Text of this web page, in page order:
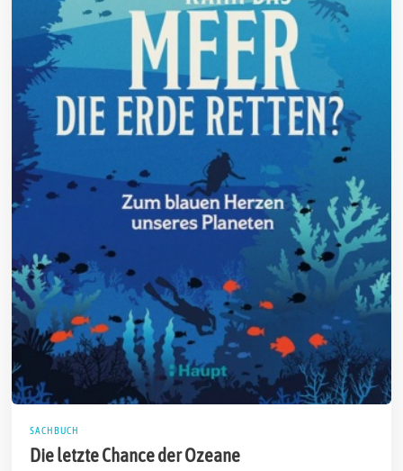
SACHBUCH
Die letzte Chance der Ozeane